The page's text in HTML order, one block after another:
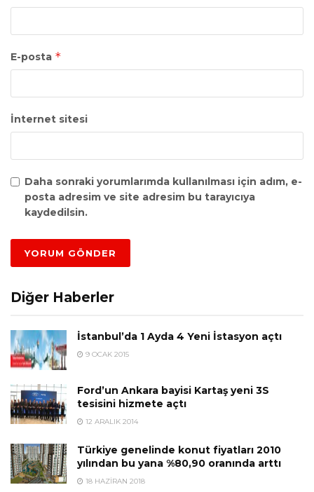
E-posta *
İnternet sitesi
Daha sonraki yorumlarımda kullanılması için adım, e-
posta adresim ve site adresim bu tarayıcıya
kaydedilsin.
Diğer Haberler
İstanbul’da 1 Ayda 4 Yeni İstasyon açtı
9 OCAK 2015
Ford’un Ankara bayisi Kartaş yeni 3S
tesisini hizmete açtı
12 ARALIK 2014
Türkiye genelinde konut fiyatları 2010
yılından bu yana %80,90 oranında arttı
18 HAZIRAN 2018